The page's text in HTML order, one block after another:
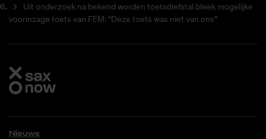
Uit onderzoek na bekend worden toetsdiefstal bleek mogelijke
voorinzage toets van FEM: “Deze toets was niet van ons”
Nieuws